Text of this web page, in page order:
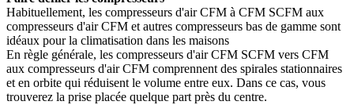
Habituellement, les compresseurs d'air CFM à CFM SCFM aux
compresseurs d'air CFM et autres compresseurs bas de gamme sont
idéaux pour la climatisation dans les maisons
En règle générale, les compresseurs d'air CFM SCFM vers CFM
aux compresseurs d'air CFM comprennent des spirales stationnaires
et en orbite qui réduisent le volume entre eux. Dans ce cas, vous
trouverez la prise placée quelque part près du centre.